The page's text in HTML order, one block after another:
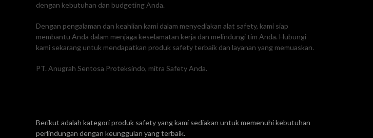
dengan kebutuhan dan budgeting Anda.
Dengan pengalaman dan keahlian kami dalam menyediakan alat safety, kami siap
membantu Anda dalam menjaga keselamatan kerja dan melindungi tim Anda. Hubungi
kami sekarang untuk mendapatkan produk safety terbaik dan layanan yang memuaskan.
PT. Anugrah Sentosa Proteksindo, mitra Safety Anda.
Berikut adalah kategori produk safety yang kami sediakan untuk memenuhi kebutuhan
perlindungan dengan keunggulan yang terbaik.